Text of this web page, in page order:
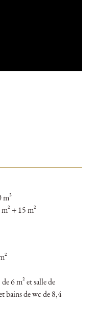
m²
+ 15 m²
6 m² et salle de
bains de wc de 8,4